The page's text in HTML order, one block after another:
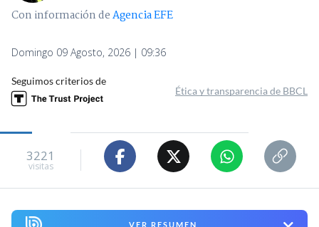
Con información deAgencia EFE
Domingo 09 Agosto, 2026 | 09:36
Seguimos criterios de
Ética y transparencia de BBCL
3221
visitas
VER RESUMEN